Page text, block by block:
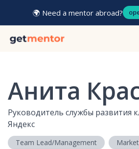
🌍 Need a mentor abroad?
Анита
Руководитель службы развития
Яндекс
Team Lead/Management